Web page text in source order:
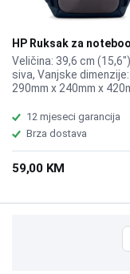
HP Ruksak za
Travel 18L IGR 15.6
Veličina: 39,6 cm
siva, Vanjske dimenzije:
290mm x 240mm x
12 mjeseci garancija
Brza dostava
59,00 KM